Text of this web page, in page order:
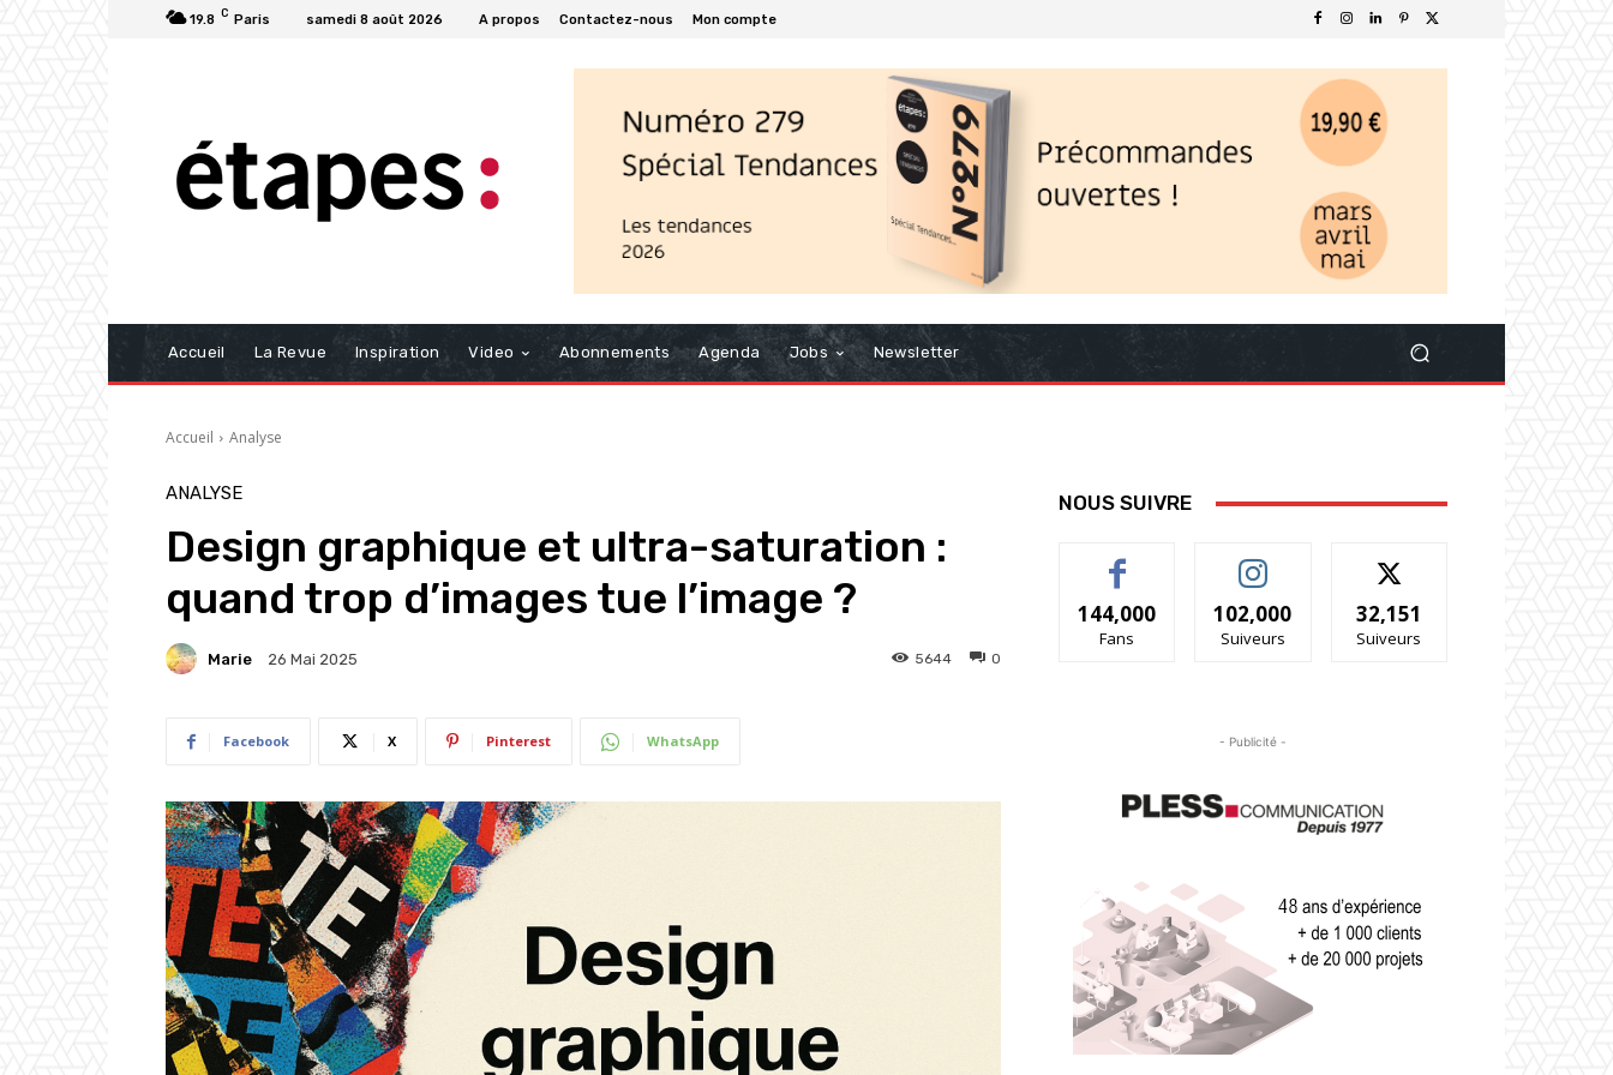
19.8 C Paris samedi 8 août 2026 A propos Contactez-nous Mon compte
Accueil La Revue Inspiration Video Abonnements Agenda Jobs Newsletter
Accueil Analyse
ANALYSE
Design graphique et ultra-saturation :
quand trop d’images tue l’image ?
Marie 26 Mai 2025 0
5644
Facebook X Pinterest WhatsApp
NOUS SUIVRE
144,000
Fans
102,000
Suiveurs
32,151
Suiveurs
- Publicité -